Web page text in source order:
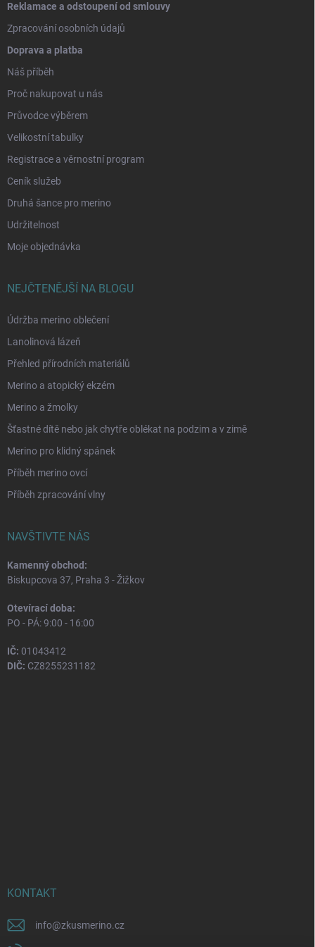
Reklamace a odstoupení od smlouvy
Zpracování osobních údajů
Doprava a platba
Náš příběh
Proč nakupovat u nás
Průvodce výběrem
Velikostní tabulky
Registrace a věrnostní program
Ceník služeb
Druhá šance pro merino
Udržitelnost
Moje objednávka
NEJČTENĚJŠÍ NA BLOGU
Údržba merino oblečení
Lanolinová lázeň
Přehled přírodních materiálů
Merino a atopický ekzém
Merino a žmolky
Šťastné dítě nebo jak chytře oblékat na podzim a v zimě
Merino pro klidný spánek
Příběh merino ovcí
Příběh zpracování vlny
NAVŠTIVTE NÁS
Kamenný obchod:
Biskupcova 37, Praha 3 - Žižkov
Otevírací doba:
PO - PÁ: 9:00 - 16:00
IČ: 01043412
DIČ: CZ8255231182
KONTAKT
info@zkusmerino.cz